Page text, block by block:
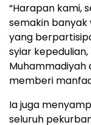
“Harapan kami,
semakin
yang
syiar
memberi
Ia juga
seluruh